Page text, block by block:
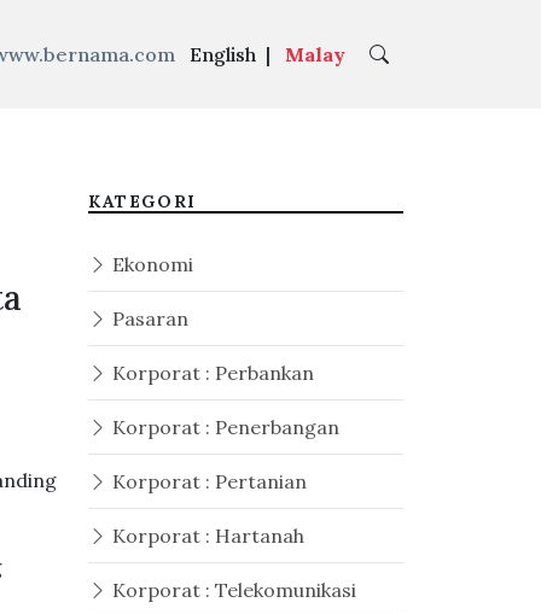
English | Malay
0 Filipina
KATEGORI
Ekonomi
Pasaran
Korporat : Perbankan
Korporat : Penerbangan
Korporat : Pertanian
Korporat : Hartanah
Korporat : Telekomunikasi